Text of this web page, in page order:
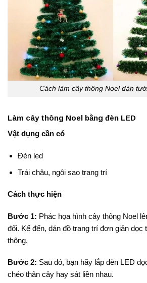
Cách làm cây thông Noel dán
Làm cây thông Noel bằng đèn LED
Vật dụng cần có
Đèn led
Trái châu, ngôi sao trang trí
Cách thực hiện
Bước 1: Phác họa hình cây thông Noel
đối. Kế đến, dán đồ trang trí đơn giản dọc
thông.
Bước 2: Sau đó, bạn hãy lắp đèn LED
chéo thân cây hay sát liền nhau.